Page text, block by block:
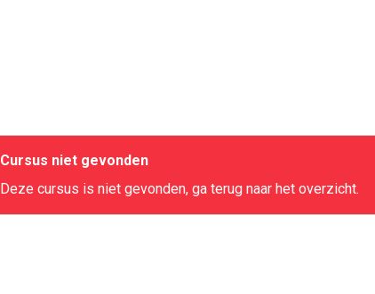
Cursus niet gevonden
Deze cursus is niet gevonden, ga terug naar het overzicht.